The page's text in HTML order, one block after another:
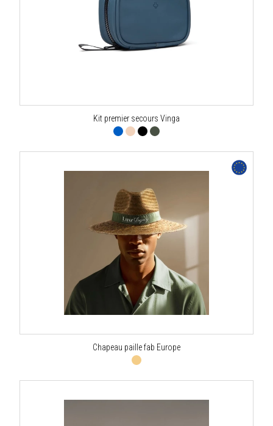
Kit premier secours Vinga
Chapeau paille fab Europe